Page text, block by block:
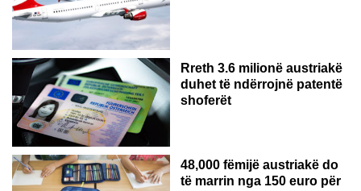
Rreth 3.6 milionë austriakë
duhet të ndërrojnë patentë
shoferët
48,000 fëmijë austriakë do
të marrin nga 150 euro për